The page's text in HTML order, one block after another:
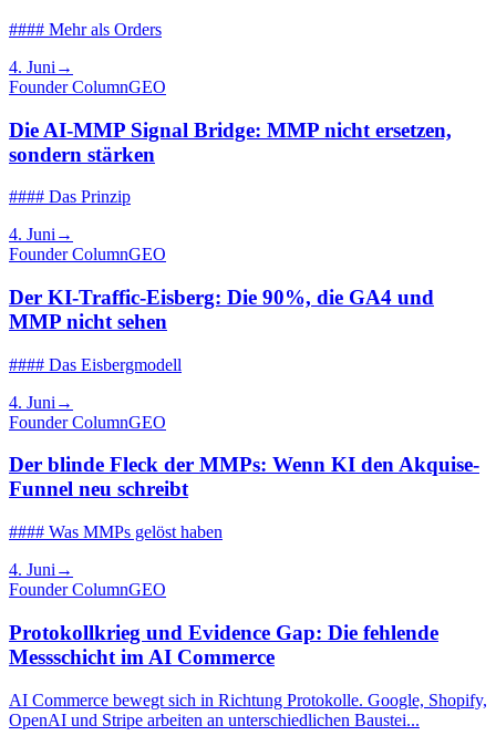
#### Mehr als Orders
4. Juni →
Founder ColumnGEO
Die AI-MMP Signal Bridge: MMP nicht ersetzen,
sondern stärken
#### Das Prinzip
4. Juni →
Founder ColumnGEO
Der KI-Traffic-Eisberg: Die 90%, die GA4 und
MMP nicht sehen
#### Das Eisbergmodell
4. Juni →
Founder ColumnGEO
Der blinde Fleck der MMPs: Wenn KI den Akquise-
Funnel neu schreibt
#### Was MMPs gelöst haben
4. Juni →
Founder ColumnGEO
Protokollkrieg und Evidence Gap: Die fehlende
Messschicht im AI Commerce
AI Commerce bewegt sich in Richtung Protokolle. Google, Shopify,
OpenAI und Stripe arbeiten an unterschiedlichen Baustei...